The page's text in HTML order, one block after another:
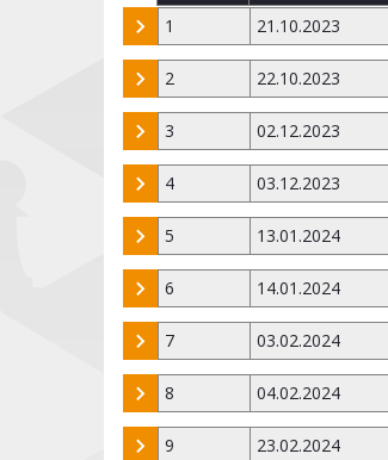
1 21.10.2023
2 22.10.2023
3 02.12.2023
4 03.12.2023
5 13.01.2024
6 14.01.2024
7 03.02.2024
8 04.02.2024
9 23.02.2024